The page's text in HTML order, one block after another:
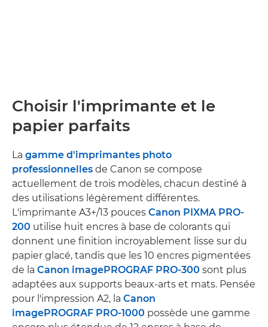
Choisir l'imprimante et le
papier parfaits
La gamme d'imprimantes photo
professionnelles de Canon se compose
actuellement de trois modèles, chacun destiné à
des utilisations légèrement différentes.
L'imprimante A3+/13 pouces Canon PIXMA PRO-
200 utilise huit encres à base de colorants qui
donnent une finition incroyablement lisse sur du
papier glacé, tandis que les 10 encres pigmentées
de la Canon imagePROGRAF PRO-300 sont plus
adaptées aux supports beaux-arts et mats. Pensée
pour l'impression A2, la Canon
imagePROGRAF PRO-1000 possède une gamme